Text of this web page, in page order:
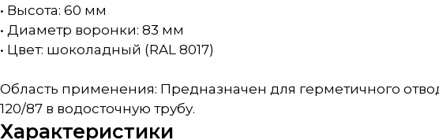
• Высота: 60 мм
• Диаметр воронки: 83 мм
• Цвет: шоколадный (RAL 8017)
Область применения: Предназначен для герметичного
120/87 в водосточную трубу.
Характеристики